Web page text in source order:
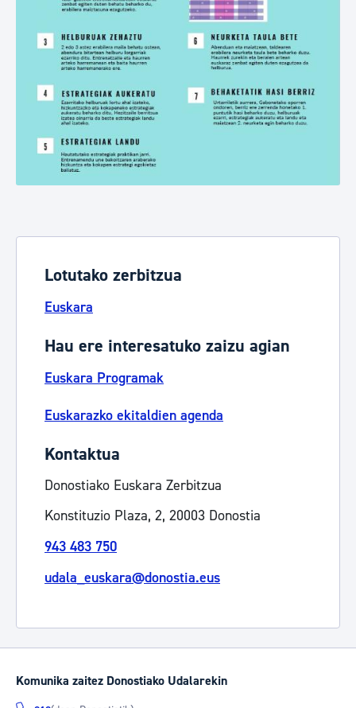
Lotutako zerbitzua
Euskara
Hau ere interesatuko zaizu agian
Euskara Programak
Euskarazko ekitaldien agenda
Kontaktua
Donostiako Euskara Zerbitzua
Konstituzio Plaza, 2, 20003 Donostia
943 483 750
udala_euskara@donostia.eus
Komunika zaitez Donostiako Udalarekin